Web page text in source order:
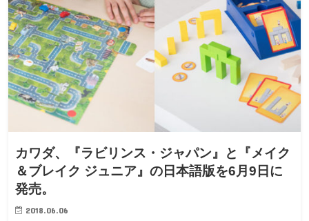
カワダ、『ラビリンス・ジャパン』と『メイク
＆ブレイク ジュニア』の日本語版を6月9日に
発売。
2018.06.06